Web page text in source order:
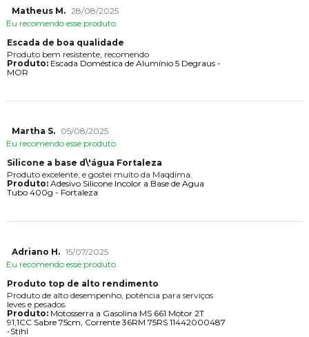
Matheus M. 28/08/2025
Eu recomendo esse produto.
Escada de boa qualidade
Produto bem resistente, recomendo
Produto:Escada Doméstica de Alumínio 5 Degraus -
MOR
Martha S.
05/08/2025
Eu recomendo esse produto.
Silicone a base d\'água Fortaleza
Produto excelente, e gostei muito da Maqdima.
Produto:Adesivo Silicone Incolor a Base de Agua
Tubo 400g - Fortaleza
Adriano H. 15/07/2025
Eu recomendo esse produto.
Produto top de alto rendimento
Produto de alto desempenho, potência para serviços
leves e pesados.
Produto:Motosserra a Gasolina MS 661 Motor 2T
91,1CC Sabre 75cm, Corrente 36RM 75RS 11442000487
-Stihl